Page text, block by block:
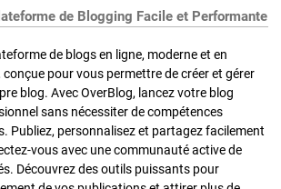
de Blogging Facile et Performante
de blogs en ligne, moderne et en
pour vous permettre de créer et gérer
blog. Avec OverBlog, lancez votre blog
sans nécessiter de compétences
Publiez, personnalisez et partagez facilement
vous avec une communauté active de
Découvrez des outils puissants pour